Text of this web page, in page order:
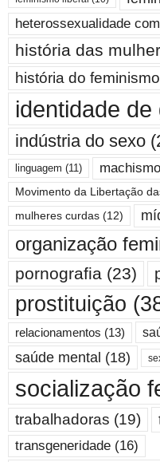
heterossexualidade
história das
história do feminismo
identidade de
indústria do sexo
linguagem (11) machismo
Movimento da Libertação
mulheres curdas (12)
organização
pornografia (23)
prostituição
relacionamentos (13)
saúde mental (18)
socialização
trabalhadoras (19)
transgeneridade (16)